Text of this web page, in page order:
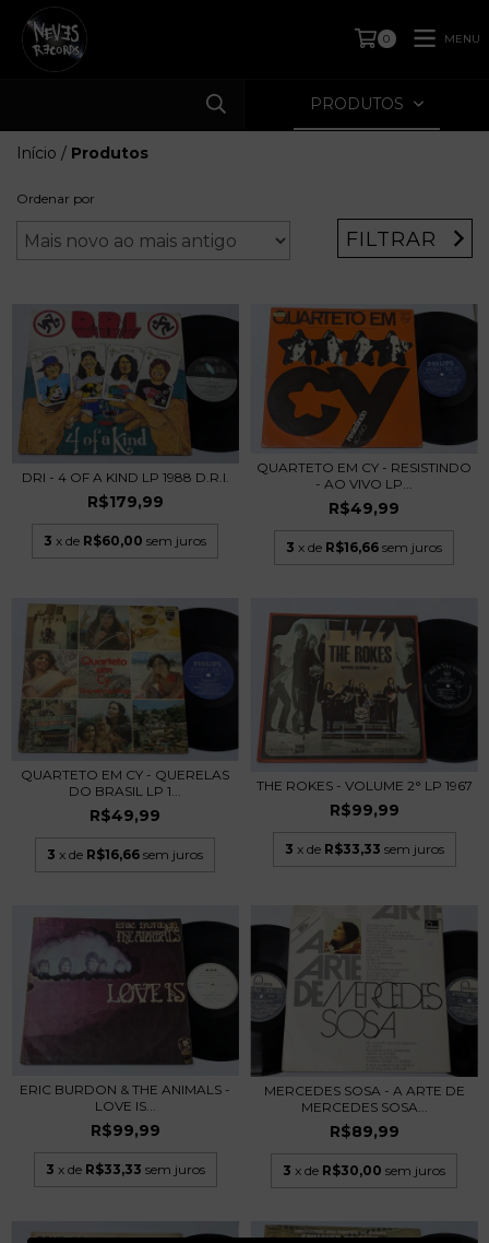
0 MENU
PRODUTOS
Início / Produtos
Ordenar por
FILTRAR
DRI - 4 OF A KIND LP 1988 D.R.I.
R$179,99
3 x de R$60,00 sem juros
QUARTETO EM CY - RESISTINDO
- AO VIVO LP...
R$49,99
3 x de R$16,66 sem juros
QUARTETO EM CY - QUERELAS
DO BRASIL LP 1...
R$49,99
3 x de R$16,66 sem juros
THE ROKES - VOLUME 2° LP 1967
R$99,99
3 x de R$33,33 sem juros
ERIC BURDON & THE ANIMALS -
LOVE IS...
R$99,99
3 x de R$33,33 sem juros
MERCEDES SOSA - A ARTE DE
MERCEDES SOSA...
R$89,99
3 x de R$30,00 sem juros